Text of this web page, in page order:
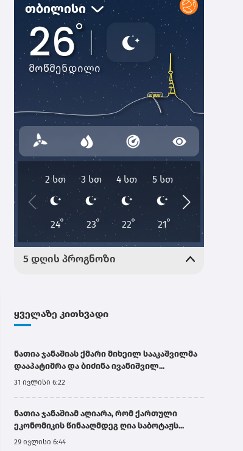
ყველაზე კითხვადი
ნათია ჯანაშიას ქმარი მიხეილ სააკაშვილმა
დააპატიმრა და ბიძინა ივანიშვილ...
31 ივლისი 6:22
ნათია ჯანაშიამ აღიარა, რომ ქართული
ეკონომიკის წინააღმდეგ ღია საბოტაჟს...
29 ივლისი 6:44